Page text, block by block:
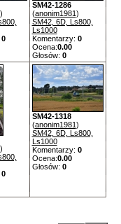
)
0
SM42-1286
(anonim1981)
SM42, 6D, Ls800,
Ls1000
Komentarzy: 0
Ocena:0.00
Głosów: 0
)
0
SM42-1318
(anonim1981)
SM42, 6D, Ls800,
Ls1000
Komentarzy: 0
Ocena:0.00
Głosów: 0